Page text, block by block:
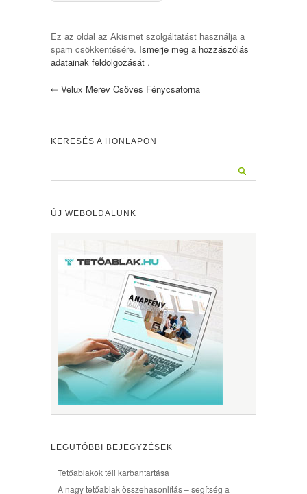
Ez az oldal az Akismet szolgáltatást használja a
spam csökkentésére. Ismerje meg a hozzászólás
adatainak feldolgozását .
⇐ Velux Merev Csöves Fénycsatorna
KERESÉS A HONLAPON
ÚJ WEBOLDALUNK
LEGUTÓBBI BEJEGYZÉSEK
Tetőablakok téli karbantartása
A nagy tetőablak összehasonlítás – segítség a